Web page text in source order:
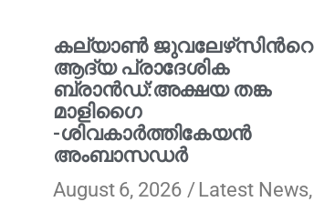
കല്യാണ്‍ ജുവലേഴ്‌സിന്‍റെ
ആദ്യ പ്രാദേശിക
ബ്രാന്‍ഡ്:അക്ഷയ തങ്ക
മാളിഗൈ
-ശിവകാര്‍ത്തികേയൻ
അംബാസഡര്‍
August 6, 2026
Latest News,